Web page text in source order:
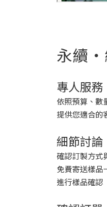
永續
專人服務
依照預算、數
提供您適合的
細節討論
確認訂製方式
免費寄送樣品
進行樣品確認